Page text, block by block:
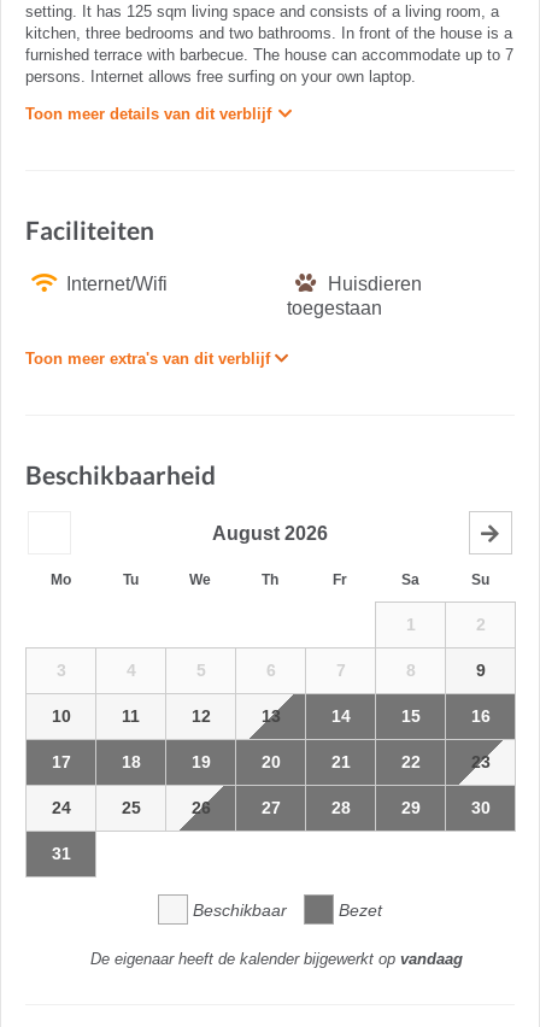
setting. It has 125 sqm living space and consists of a living room, a
kitchen, three bedrooms and two bathrooms. In front of the house is a
furnished terrace with barbecue. The house can accommodate up to 7
persons. Internet allows free surfing on your own laptop.
Toon meer details van dit verblijf
Faciliteiten
Internet/Wifi
Huisdieren
toegestaan
Toon meer extra's van dit verblijf
Beschikbaarheid
August 2026
Mo Tu We Th Fr Sa Su
1 2
3 4 5 6 7 8 9
10 11 12 13 14 15 16
17 18 19 20 21 22 23
24 25 26 27 28 29 30
31
Beschikbaar Bezet
De eigenaar heeft de kalender bijgewerkt op vandaag